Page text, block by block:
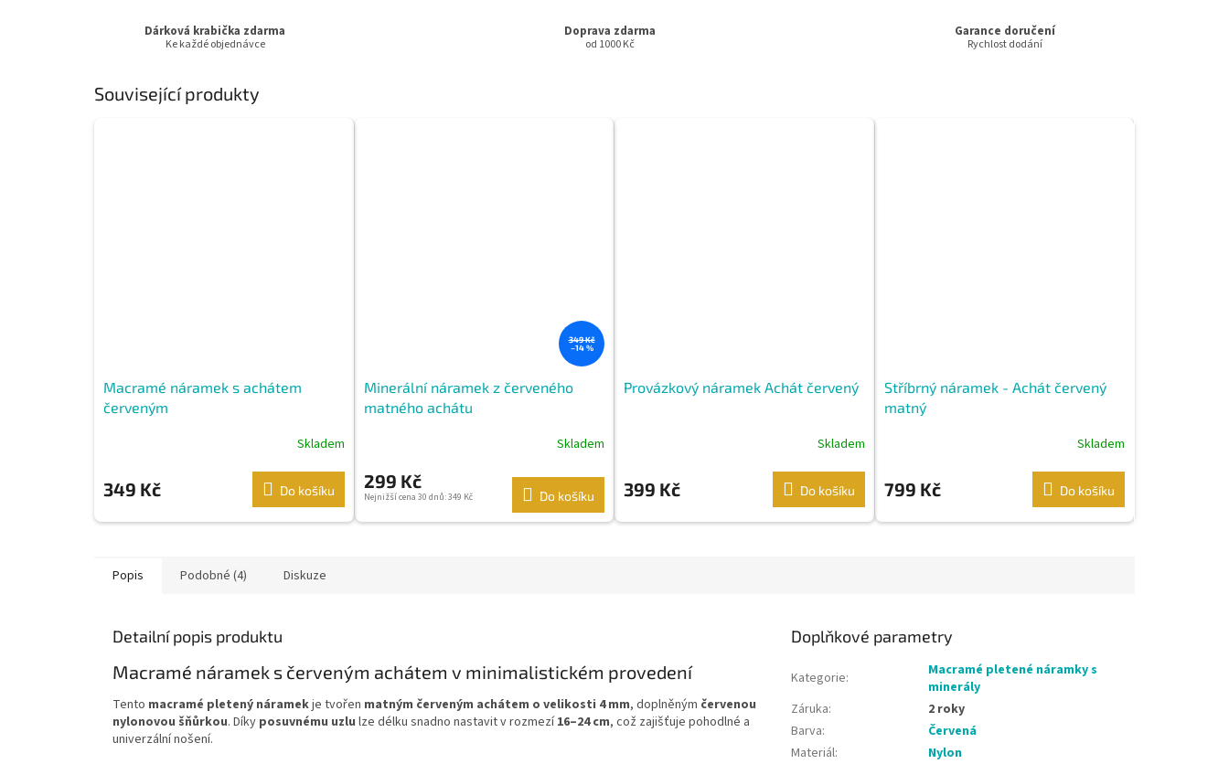
Dárková krabička zdarma
Ke každé objednávce
Doprava zdarma
od 1000 Kč
Garance doručení
Rychlost dodání
Související produkty
Macramé náramek s achátem
červeným
Skladem
349 Kč Do košíku
349 Kč
–14 %
Minerální náramek z červeného
matného achátu
Skladem
299 Kč
Nejnižší cena 30 dnů: 349 Kč Do košíku
Provázkový náramek Achát červený
Skladem
399 Kč Do košíku
Stříbrný náramek - Achát červený
matný
Skladem
799 Kč Do košíku
Popis Podobné (4) Diskuze
Detailní popis produktu
Macramé náramek s červeným achátem v minimalistickém provedení
Tento macramé pletený náramekje tvořen matným červeným achátem o velikosti 4 mm, doplněným červenou
nylonovou šňůrkou. Díky posuvnému uzlu lze délku snadno nastavit v rozmezí16–24 cm, což zajišťuje pohodlné a
univerzální nošení.
Doplňkové parametry
Kategorie:
Macramé pletené náramky s
minerály
Záruka:
2 roky
Barva:
Červená
Materiál:
Nylon